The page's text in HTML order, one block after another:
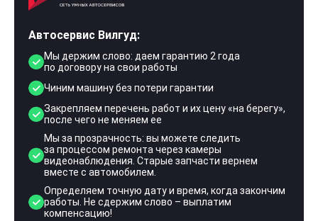
Автосервис Вилгуд:
Мы держим слово: даем гарантию 2 года
по договору на свои работы
Чиним машину без потери гарантии
Закрепляем перечень работ и их цену «на берегу»,
после чего не меняем ее
Мы за прозрачность: вы можете следить
за процессом ремонта через камеры
видеонаблюдения. Старые запчасти вернем
вместе с автомобилем.
Определяем точную дату и время, когда закончим
работы. Не сдержим слово – выплатим
компенсацию!